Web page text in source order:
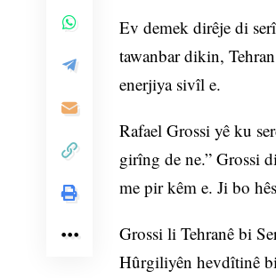
Ev demek dirêje di
tawanbar dikin,
enerjiya sivîl e.
Rafael Grossi yê ku
girîng de ne.” Grossi
me pir kêm e. Ji bo
Grossi li Tehranê bi
Hûrgiliyên hevdîtinê